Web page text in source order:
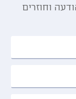
וחוזרים